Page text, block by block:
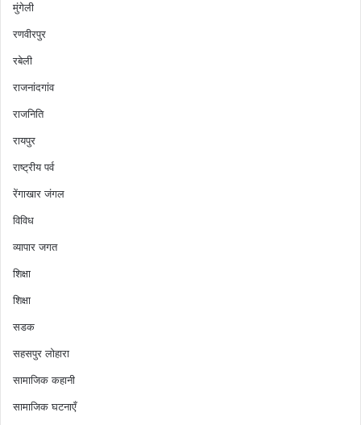
मुंगेली
रणवीरपुर
रबेली
राजनांदगांव
राजनिति
रायपुर
राष्ट्रीय पर्व
रेंगाखार जंगल
विविध
व्यापार जगत
शिक्षा
शिक्षा
सडक
सहसपुर लोहारा
सामाजिक कहानी
सामाजिक घटनाएँ